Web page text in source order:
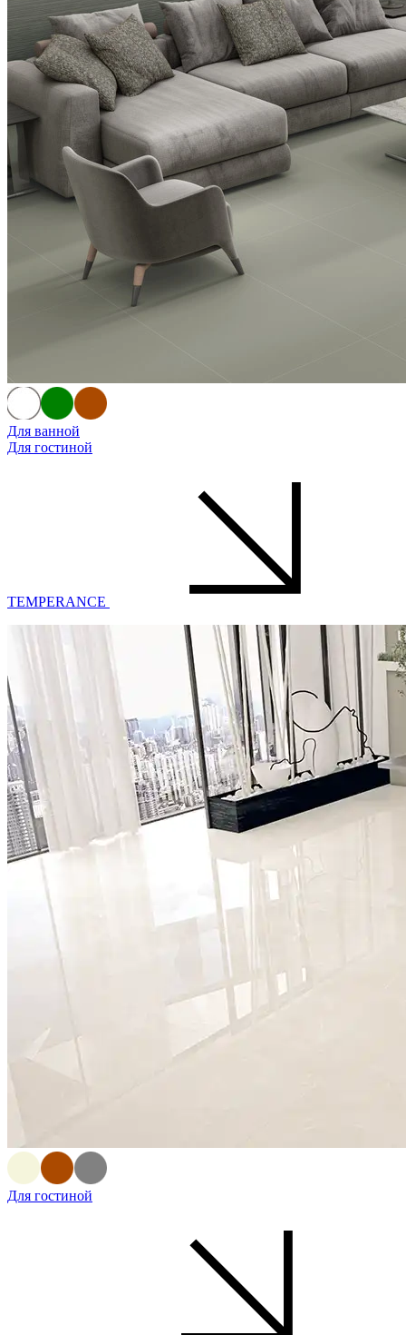
Для ванной
Для гостиной
TEMPERANCE
Для гостиной